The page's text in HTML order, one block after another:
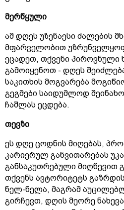
მერწყული
ამ დღეს უზენაესი ძალების
მფარველობით
ეცადეთ, თქვენი
გამოიყენოთ - დღეს
საკითხის მოგვარება
გეგმები საიდუმლოდ
ჩაშლას ეცდება.
თევზი
ეს დღე ცოდნის მიღებას,
კარიერულ განვითარებას
განსაკუთრებული მიღწევით
თქვენს ავტორიტეტს
ნელ-ნელა, მაგრამ
გირჩევთ, დღის მეორე